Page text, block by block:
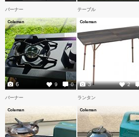
バーナー
Coleman
9 0
6
テーブル
Coleman
2
3
バーナー
Coleman
ランタン
Coleman